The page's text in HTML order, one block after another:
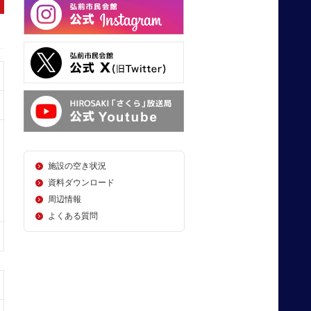
施設の空き状況
資料ダウンロード
周辺情報
よくある質問